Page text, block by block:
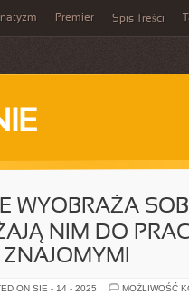
Premier Spis Treści
WYOBRAŻA
NIM DO
ON SIE - 14 - 2025
MOŻLIWOŚĆ